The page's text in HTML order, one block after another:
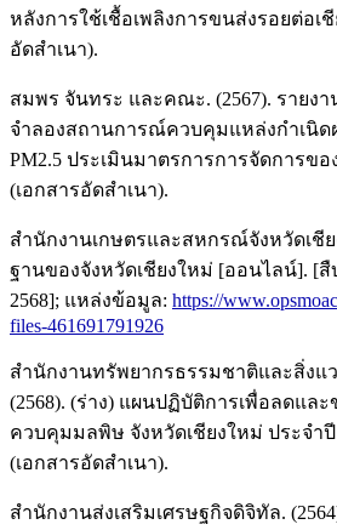
หลังการใช้เชื้อเพลิงการขนส่งรอยต่อเ
อัดสำเนา).
สมพร จันทระ และคณะ. (2567). รายง
จำลองสถานการณ์ควบคุมแหล่งกำเนิด
PM2.5 ประเมินมาตรการการจัดการขอ
(เอกสารอัดสำเนา).
สำนักงานเกษตรและสหกรณ์จังหวัดเชี
ฐานของจังหวัดเชียงใหม่ [ออนไลน์]. [สื
2568]; แหล่งข้อมูล: https://
files-461691791926
สำนักงานทรัพยากรธรรมชาติและสิ่งแ
(2568). (ร่าง) แผนปฏิบัติการเพื่อลดแล
ควบคุมมลพิษ จังหวัดเชียงใหม่ ประจำปี
(เอกสารอัดสำเนา).
สำนักงานส่งเสริมเศรษฐกิจดิจิทัล.